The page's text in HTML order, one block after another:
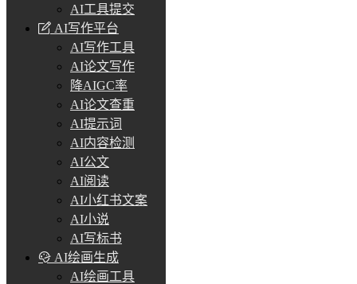
AI工具提交
AI写作平台
AI写作工具
AI论文写作
降AIGC率
AI论文查重
AI提示词
AI内容检测
AI公文
AI阅读
AI小红书文案
AI小说
AI写标书
AI绘画生成
AI绘画工具